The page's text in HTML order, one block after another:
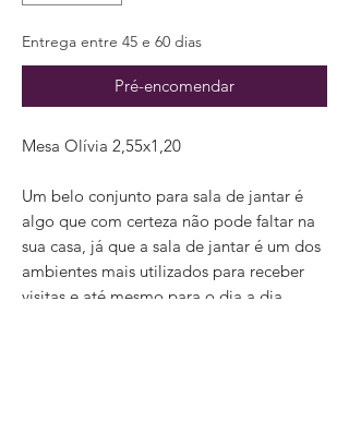
Entrega entre 45 e 60 dias
Pré-encomendar
Mesa Olívia 2,55x1,20
Um belo conjunto para sala de jantar é
algo que com certeza não pode faltar na
sua casa, já que a sala de jantar é um dos
ambientes mais utilizados para receber
visitas e até mesmo para o dia a dia.